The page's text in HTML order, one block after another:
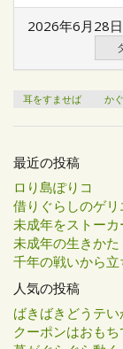
2026年6月28日
耳をすませば か
最近の投稿
ロり島ぽりコ
借りぐらしのゲリ
未成年をストーカ
未成年の生きかた
千年の戦いから
人気の投稿
ばきばきどうテ
クーポンはおも